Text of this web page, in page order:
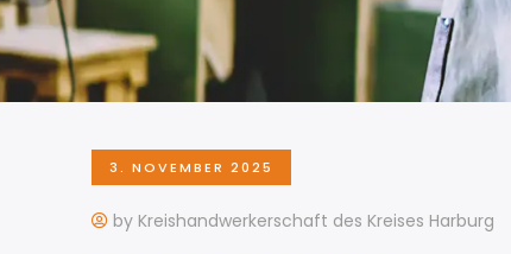
3. NOVEMBER 2025
by Kreishandwerkerschaft des Kreises Harburg